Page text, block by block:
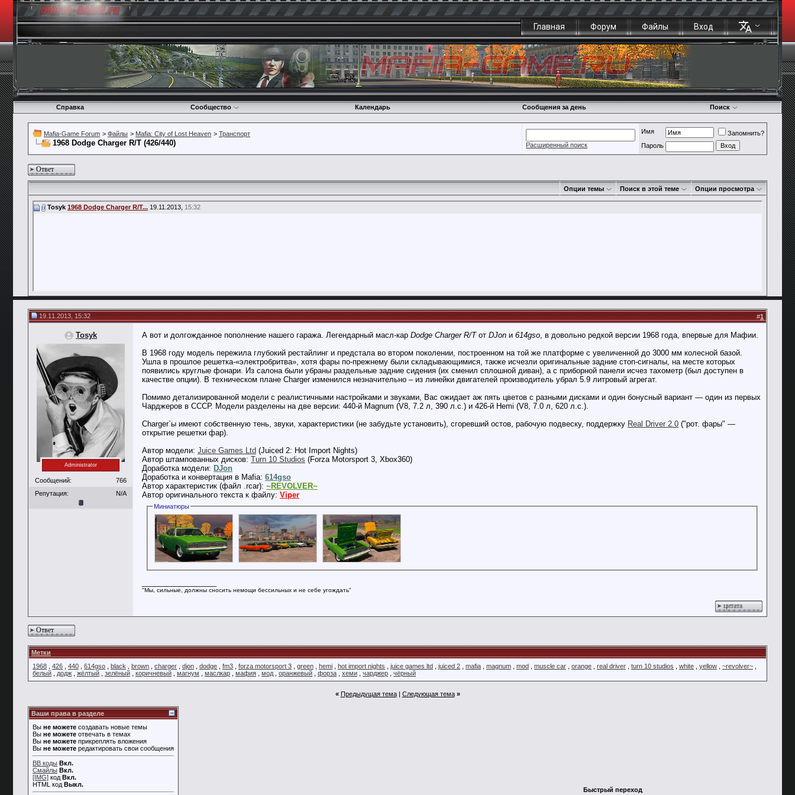
Главная Форум Файлы Вход
Справка Сообщество Календарь Сообщения за день Поиск
Mafia-Game Forum > Файлы > Mafia: City of Lost Heaven > Транспорт
1968 Dodge Charger R/T (426/440) Расширенный поиск
Имя
Запомнить?
Пароль
Ответ
Опции темы Поиск в этой теме Опции просмотра
Tosyk 1968 Dodge Charger R/T... 19.11.2013, 15:32
19.11.2013, 15:32 #1
Tosyk
Administrator
Сообщений:
766
Репутация:
N/A
А вот и долгожданное пополнение нашего гаража. Легендарный масл-кар Dodge Charger R/Tот DJon и 614gso, в довольно редкой версии 1968 года, впервые для Мафии.
В 1968 году модель пережила глубокий рестайлинг и предстала во втором поколении, построенном на той же платформе с увеличенной до 3000 мм колесной базой.
Ушла в прошлое решетка-«электробритва», хотя фары по-прежнему были складывающимися, также исчезли оригинальные задние стоп-сигналы, на месте которых
появились круглые фонари. Из салона были убраны раздельные задние сидения (их сменил сплошной диван), а с приборной панели исчез тахометр (был доступен в
качестве опции). В техническом плане Charger изменился незначительно – из линейки двигателей производитель убрал 5.9 литровый агрегат.
Помимо детализированной модели с реалистичными настройками и звуками, Вас ожидает аж пять цветов с разными дисками и один бонусный вариант — один из первых
Чарджеров в СССР. Модели разделены на две версии: 440-й Magnum (V8, 7.2 л, 390 л.с.) и 426-й Hemi (V8, 7.0 л, 620 л.с.).
Charger`ы имеют собственную тень, звуки, характеристики (не забудьте установить), сгоревший остов, рабочую подвеску, поддержку Real Driver 2.0 ("рот. фары" —
открытие решетки фар).
Автор модели: Juice Games Ltd (Juiced 2: Hot Import Nights)
Автор штампованных дисков: Turn 10 Studios (Forza Motorsport 3, Xbox360)
Доработка модели: DJon
Доработка и конвертация в Mafia: 614gso
Автор характеристик (файл .rcar): ~REVOLVER~
Автор оригинального текста к файлу: Viper
Миниатюры
"Мы, сильные, должны сносить немощи бессильных и не себе угождать"
цитата
Ответ
Метки
1968
426 440 614gso black brown charger djon dodge fm3 forza motorsport 3 green hemi hot import nights juice games ltd juiced 2 mafia magnum mod muscle car orange real driver turn 10 studios white yellow ~revolver~
белый
додж жёлтый зелёный коричневый магнум маслкар мафия мод оранжевый форза хеми чарджер чёрный
« Предыдущая тема| Следующая тема »
Ваши права в разделе
Вы не можете создавать новые темы
Вы не можете отвечать в темах
Вы не можете прикреплять вложения
Вы не можете редактировать свои сообщения
BB коды Вкл.
Смайлы Вкл.
[IMG] код Вкл.
HTML код Выкл.
Быстрый переход